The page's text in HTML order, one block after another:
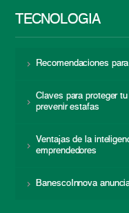
TECNOLOGÍA
Recomendaciones
Claves para proteger
prevenir estafas
Ventajas de la
emprendedores
BanescoInnova